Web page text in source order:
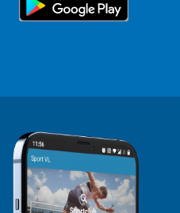
Topsporters